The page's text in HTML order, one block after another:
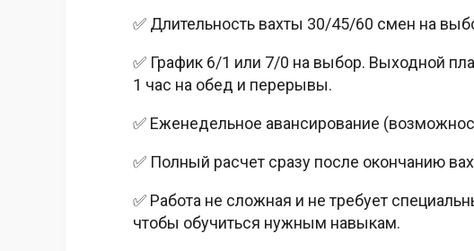
✅ Длительность вахты 30/45/60 смен на
✅ График 6/1 или 7/0 на выбор. Выходной
1 час на обед и перерывы.
✅ Еженедельное авансирование
✅ Полный расчет сразу после окончанию
✅ Работа не сложная и не требует
чтобы обучиться нужным навыкам.